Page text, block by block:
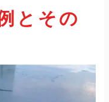
とその